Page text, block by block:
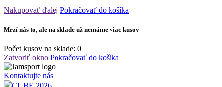
Nakupovať ďalej Pokračovať do košíka
Mrzí nás to, ale na sklade už nemáme viac kusov
Počet kusov na sklade: 0
Zatvoriť okno Pokračovať do košíka
Kontaktujte nás
CUBE 2026